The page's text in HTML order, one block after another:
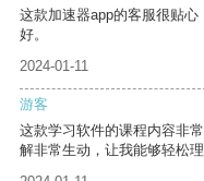
这款加速器app的客服很贴
好。
2024-01-11
游客
这款学习软件的课程内容非
解非常生动，让我能够轻松理